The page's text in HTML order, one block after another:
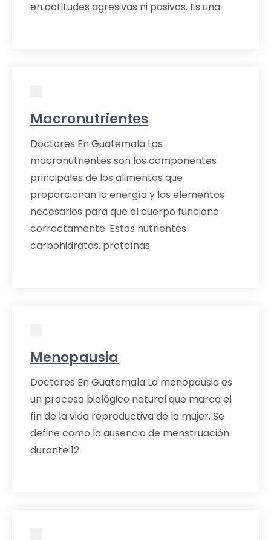
en actitudes agresivas ni pasivas. Es una
Macronutrientes
Doctores En Guatemala Los
macronutrientes son los componentes
principales de los alimentos que
proporcionan la energía y los elementos
necesarios para que el cuerpo funcione
correctamente. Estos nutrientes
carbohidratos, proteínas
Menopausia
Doctores En Guatemala La menopausia es
un proceso biológico natural que marca el
fin de la vida reproductiva de la mujer. Se
define como la ausencia de menstruación
durante 12